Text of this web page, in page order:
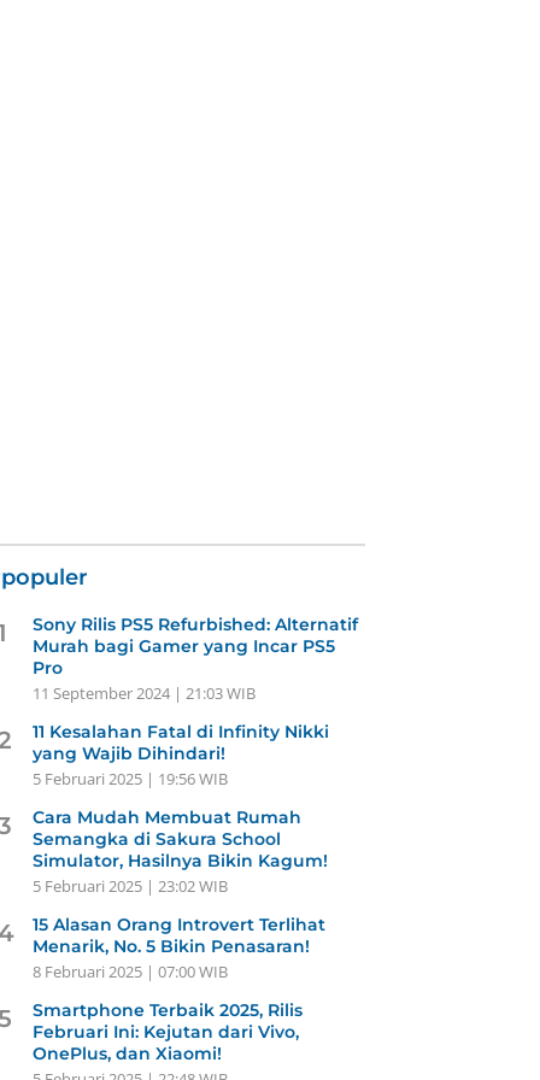
Sony Rilis PS5 Refurbished: Alternatif
Murah bagi Gamer yang Incar PS5
Pro
11 September 2024 | 21:03 WIB
11 Kesalahan Fatal di Infinity Nikki
yang Wajib Dihindari!
5 Februari 2025 | 19:56 WIB
Cara Mudah Membuat Rumah
Semangka di Sakura School
Simulator, Hasilnya Bikin Kagum!
5 Februari 2025 | 23:02 WIB
15 Alasan Orang Introvert Terlihat
Menarik, No. 5 Bikin Penasaran!
8 Februari 2025 | 07:00 WIB
Smartphone Terbaik 2025, Rilis
Februari Ini: Kejutan dari Vivo,
OnePlus, dan Xiaomi!